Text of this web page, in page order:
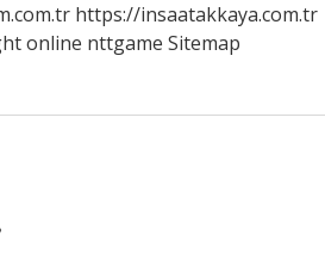
https://insaatakkaya.com.tr
online nttgame Sitemap